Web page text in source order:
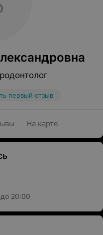
первый отзыв
На карте
до 20:00